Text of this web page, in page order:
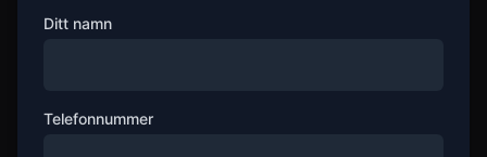
Ditt namn
Telefonnummer